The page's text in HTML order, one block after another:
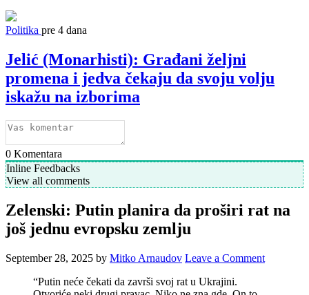
Politika pre 4 dana
Jelić (Monarhisti): Građani željni
promena i jedva čekaju da svoju volju
iskažu na izborima
0 Komentara
Inline Feedbacks
View all comments
Zelenski: Putin planira da proširi rat na
još jednu evropsku zemlju
September 28, 2025 by Mitko Arnaudov Leave a Comment
“Putin neće čekati da završi svoj rat u Ukrajini.